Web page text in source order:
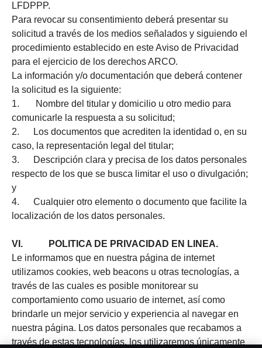
LFDPPP.
Para revocar su consentimiento deberá presentar su
solicitud a través de los medios señalados y siguiendo el
procedimiento establecido en este Aviso de Privacidad
para el ejercicio de los derechos ARCO.
La información y/o documentación que deberá contener
la solicitud es la siguiente:
1. Nombre del titular y domicilio u otro medio para
comunicarle la respuesta a su solicitud;
2. Los documentos que acrediten la identidad o, en su
caso, la representación legal del titular;
3. Descripción clara y precisa de los datos personales
respecto de los que se busca limitar el uso o divulgación;
y
4. Cualquier otro elemento o documento que facilite la
localización de los datos personales.
VI. POLITICA DE PRIVACIDAD EN LINEA.
Le informamos que en nuestra página de internet
utilizamos cookies, web beacons u otras tecnologías, a
través de las cuales es posible monitorear su
comportamiento como usuario de internet, así como
brindarle un mejor servicio y experiencia al navegar en
nuestra página. Los datos personales que recabamos a
través de estas tecnologías, los utilizaremos únicamente